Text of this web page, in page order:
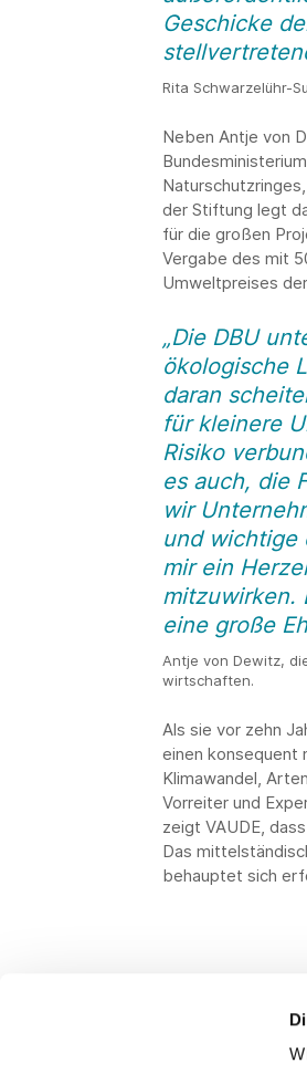
Geschicke
Rita Schwarzelühr-
Neben Antje von
der Stiftung legt
für die großen
Vergabe des mit
Umweltpreises
„Die DBU
ökologische
daran
für kleinere
Risiko
es auch, die
wir
und wichtige
mir ein
mitzuwirken.
eine große
Antje von Dewitz,
wirtschaften.
Als sie vor zehn
einen konsequent
Klimawandel,
Vorreiter und
zeigt VAUDE,
Das
behauptet sich